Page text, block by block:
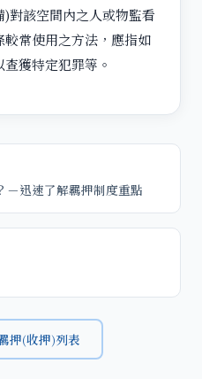
對該空間內之人或物監看
常使用之方法，應指如
獲特定犯罪等。
－迅速了解羈押制度重點
押(收押)列表